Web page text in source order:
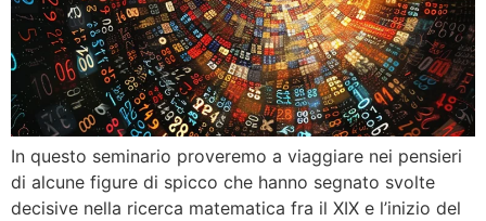
In questo seminario proveremo a viaggiare nei pensieri
di alcune figure di spicco che hanno segnato svolte
decisive nella ricerca matematica fra il XIX e l’inizio del